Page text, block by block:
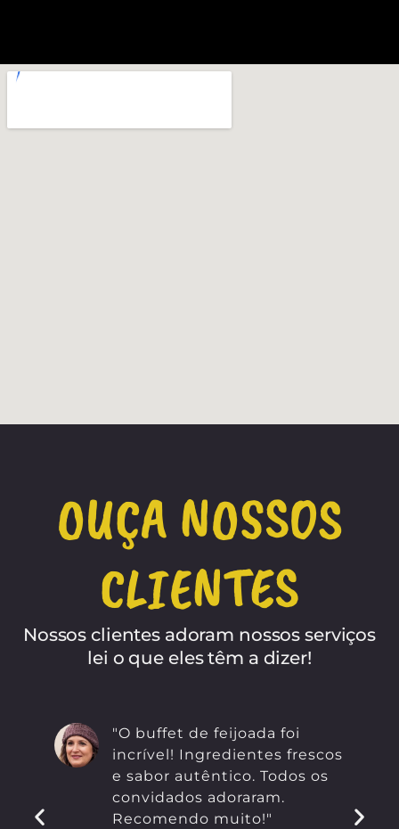
OUÇA NOSSOS
CLIENTES
Nossos clientes adoram nossos serviços
lei o que eles têm a dizer!
"O buffet de feijoada foi
incrível! Ingredientes frescos
e sabor autêntico. Todos os
convidados adoraram.
Recomendo muito!"